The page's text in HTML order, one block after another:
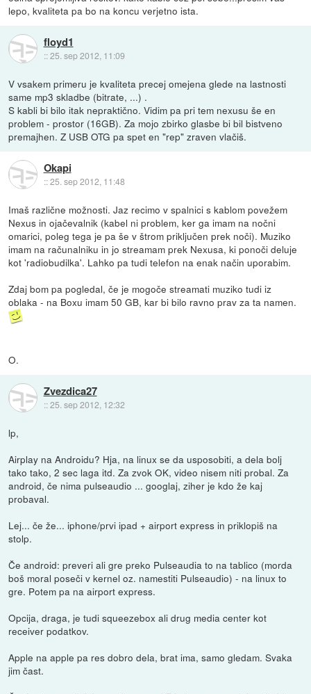
lepo, kvaliteta pa bo na koncu verjetno ista.
floyd1
::25. sep 2012, 11:09
V vsakem primeru je kvaliteta precej omejena glede na lastnosti
same mp3 skladbe (bitrate, ...) .
S kabli bi bilo itak nepraktično. Vidim pa pri tem nexusu še en
problem - prostor (16GB). Za mojo zbirko glasbe bi bil bistveno
premajhen. Z USB OTG pa spet en "rep" zraven vlačiš.
Okapi
::25. sep 2012, 11:48
Imaš različne možnosti. Jaz recimo v spalnici s kablom povežem
Nexus in ojačevalnik (kabel ni problem, ker ga imam na nočni
omarici, poleg tega je pa še v štrom priključen prek noči). Muziko
imam na računalniku in jo streamam prek Nexusa, ki ponoči deluje
kot 'radiobudilka'. Lahko pa tudi telefon na enak način uporabim.
Zdaj bom pa pogledal, če je mogoče streamati muziko tudi iz
oblaka - na Boxu imam 50 GB, kar bi bilo ravno prav za ta namen.
O.
Zvezdica27
::25. sep 2012, 12:32
lp,
Airplay na Androidu? Hja, na linux se da usposobiti, a dela bolj
tako tako, 2 sec laga itd. Za zvok OK, video nisem niti probal. Za
android, če nima pulseaudio ... googlaj, ziher je kdo že kaj
probaval.
Lej... če že... iphone/prvi ipad + airport express in priklopiš na
stolp.
Če android: preveri ali gre preko Pulseaudia to na tablico (morda
boš moral poseči v kernel oz. namestiti Pulseaudio) - na linux to
gre. Potem pa na airport express.
Opcija, draga, je tudi squeezebox ali drug media center kot
receiver podatkov.
Apple na apple pa res dobro dela, brat ima, samo gledam. Svaka
jim čast.